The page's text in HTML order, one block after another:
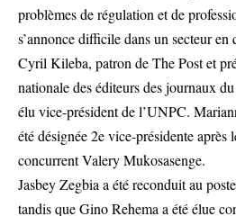
problèmes de régulation et de
s’annonce difficile dans un secteur en
Cyril Kileba, patron de The Post et
nationale des éditeurs des journaux
élu vice-président de l’UNPC.
été désignée 2e vice-présidente après
concurrent Valery Mukosasenge.
Jasbey Zegbia a été reconduit au
tandis que Gino Rehema a été élue